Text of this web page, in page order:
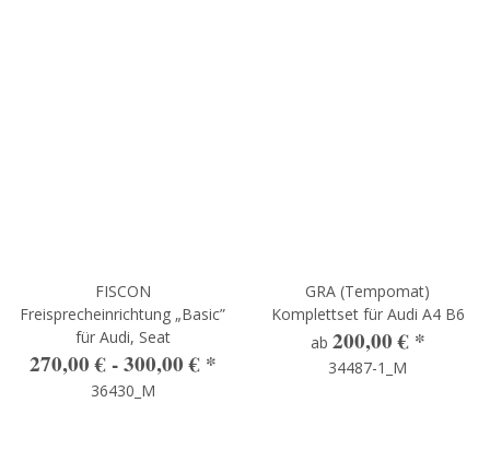
FISCON
Freisprecheinrichtung „Basic”
für Audi, Seat
270,00 € -300,00 € *
36430_M
GRA (Tempomat)
Komplettset für Audi A4 B6
ab 200,00 € *
34487-1_M